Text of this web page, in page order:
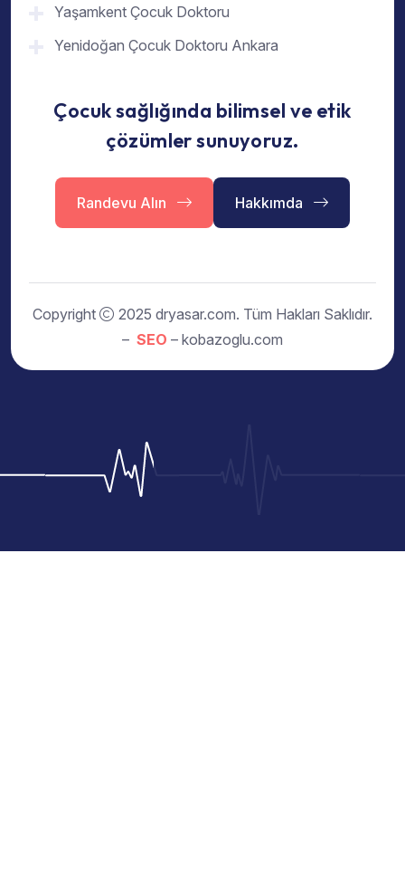
Yaşamkent Çocuk Doktoru
Yenidoğan Çocuk Doktoru Ankara
Çocuk sağlığında bilimsel ve etik
çözümler sunuyoruz.
Randevu Alın Hakkımda
Copyright
2025 dryasar.com. Tüm Hakları Saklıdır.
– SEO – kobazoglu.com